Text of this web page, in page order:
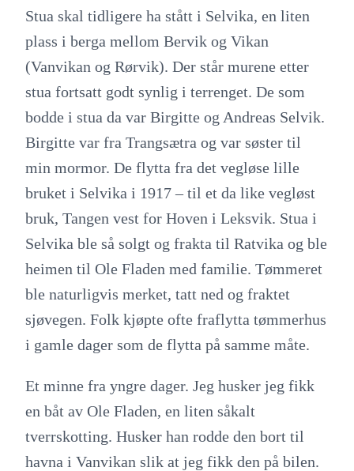
Stua skal tidligere ha stått i Selvika, en liten
plass i berga mellom Bervik og Vikan
(Vanvikan og Rørvik). Der står murene etter
stua fortsatt godt synlig i terrenget. De som
bodde i stua da var Birgitte og Andreas Selvik.
Birgitte var fra Trangsætra og var søster til
min mormor. De flytta fra det vegløse lille
bruket i Selvika i 1917 – til et da like vegløst
bruk, Tangen vest for Hoven i Leksvik. Stua i
Selvika ble så solgt og frakta til Ratvika og ble
heimen til Ole Fladen med familie. Tømmeret
ble naturligvis merket, tatt ned og fraktet
sjøvegen. Folk kjøpte ofte fraflytta tømmerhus
i gamle dager som de flytta på samme måte.
Et minne fra yngre dager. Jeg husker jeg fikk
en båt av Ole Fladen, en liten såkalt
tverrskotting. Husker han rodde den bort til
havna i Vanvikan slik at jeg fikk den på bilen.